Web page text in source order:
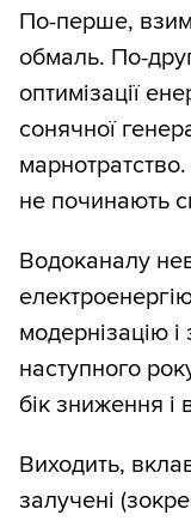
По-перше,
обмаль. По-
оптимізації
сонячної
не починають
Водоканалу
модернізацію
наступного
бік зниження і
Виходить,
залучені